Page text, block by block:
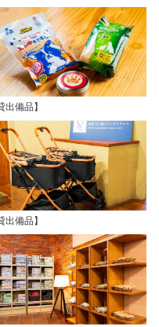
出備品】
出備品】